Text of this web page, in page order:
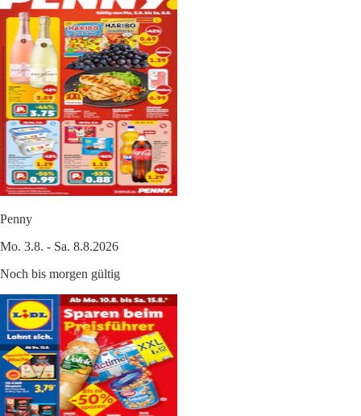
Penny
Mo. 3.8. - Sa. 8.8.2026
Noch bis morgen gültig